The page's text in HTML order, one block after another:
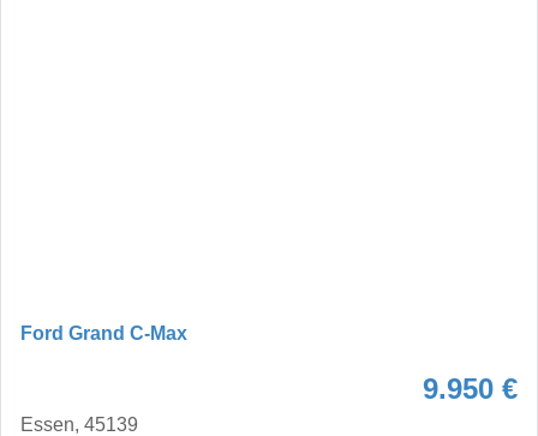
Ford Grand C-Max
9.950 €
Essen, 45139